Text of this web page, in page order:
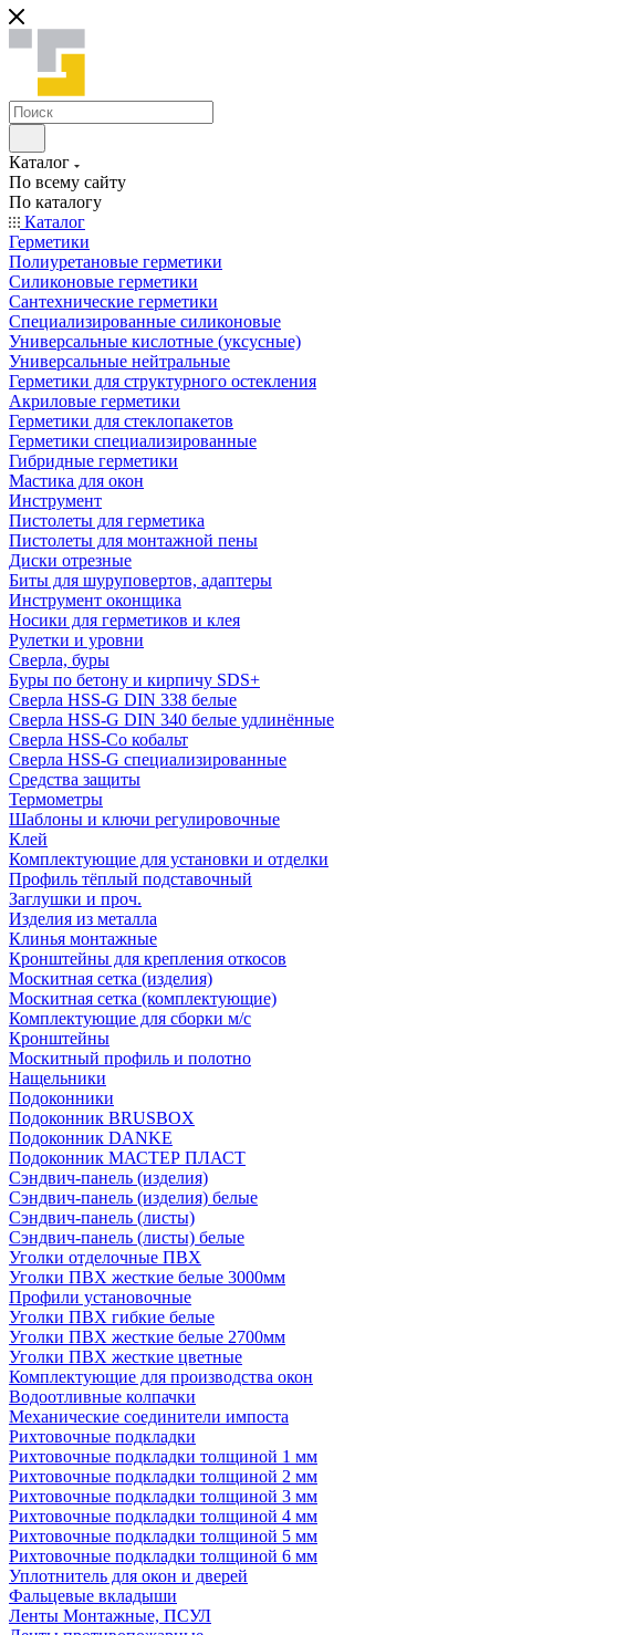
Каталог
По всему сайту
По каталогу
Каталог
Герметики
Полиуретановые герметики
Силиконовые герметики
Сантехнические герметики
Специализированные силиконовые
Универсальные кислотные (уксусные)
Универсальные нейтральные
Герметики для структурного остекления
Акриловые герметики
Герметики для стеклопакетов
Герметики специализированные
Гибридные герметики
Мастика для окон
Инструмент
Пистолеты для герметика
Пистолеты для монтажной пены
Диски отрезные
Биты для шуруповертов, адаптеры
Инструмент оконщика
Носики для герметиков и клея
Рулетки и уровни
Сверла, буры
Буры по бетону и кирпичу SDS+
Сверла HSS-G DIN 338 белые
Сверла HSS-G DIN 340 белые удлинённые
Сверла HSS-Co кобальт
Сверла HSS-G специализированные
Средства защиты
Термометры
Шаблоны и ключи регулировочные
Клей
Комплектующие для установки и отделки
Профиль тёплый подставочный
Заглушки и проч.
Изделия из металла
Клинья монтажные
Кронштейны для крепления откосов
Москитная сетка (изделия)
Москитная сетка (комплектующие)
Комплектующие для сборки м/с
Кронштейны
Москитный профиль и полотно
Нащельники
Подоконники
Подоконник BRUSBOX
Подоконник DANKE
Подоконник МАСТЕР ПЛАСТ
Сэндвич-панель (изделия)
Сэндвич-панель (изделия) белые
Сэндвич-панель (листы)
Сэндвич-панель (листы) белые
Уголки отделочные ПВХ
Уголки ПВХ жесткие белые 3000мм
Профили установочные
Уголки ПВХ гибкие белые
Уголки ПВХ жесткие белые 2700мм
Уголки ПВХ жесткие цветные
Комплектующие для производства окон
Водоотливные колпачки
Механические соединители импоста
Рихтовочные подкладки
Рихтовочные подкладки толщиной 1 мм
Рихтовочные подкладки толщиной 2 мм
Рихтовочные подкладки толщиной 3 мм
Рихтовочные подкладки толщиной 4 мм
Рихтовочные подкладки толщиной 5 мм
Рихтовочные подкладки толщиной 6 мм
Уплотнитель для окон и дверей
Фальцевые вкладыши
Ленты Монтажные, ПСУЛ